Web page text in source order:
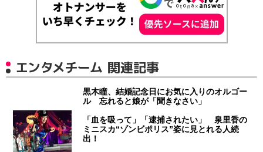
エンタメチーム 関連記事
黒木瞳、結婚記念日にお気に入りのオルゴー
ル 忘れると娘が「聞きなさい」
「血を吸って」「逮捕されたい」 泉里香の
ミニスカ“ゾンビポリス”姿に見とれる人続
出！